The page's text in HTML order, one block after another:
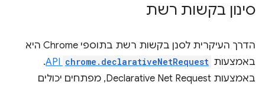
סינון בקשות רשת
הדרך העיקרית לסנן בקשות רשת בתוספי Chrome היא
באמצעות chrome.declarativeNetRequest
.
באמצעות Declarative Net Request, מפתחים יכולים